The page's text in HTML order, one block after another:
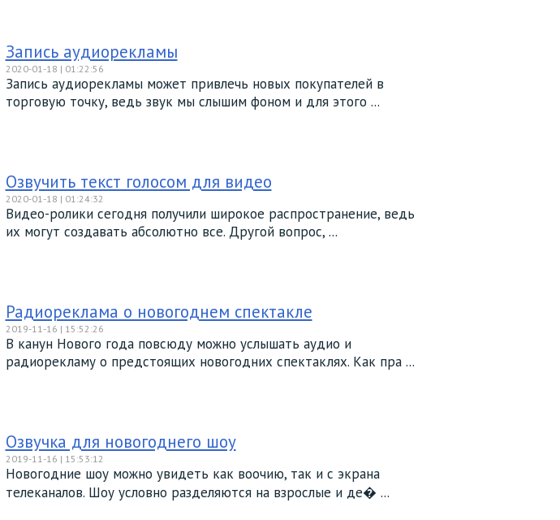
Запись аудиорекламы
2020-01-18 | 01:22:56
Запись аудиорекламы может привлечь новых покупателей в
торговую точку, ведь звук мы слышим фоном и для этого ...
Озвучить текст голосом для видео
2020-01-18 | 01:24:32
Видео-ролики сегодня получили широкое распространение, ведь
их могут создавать абсолютно все. Другой вопрос, ...
Радиореклама о новогоднем спектакле
2019-11-16 | 15:52:26
В канун Нового года повсюду можно услышать аудио и
радиорекламу о предстоящих новогодних спектаклях. Как пра ...
Озвучка для новогоднего шоу
2019-11-16 | 15:53:12
Новогодние шоу можно увидеть как воочию, так и с экрана
телеканалов. Шоу условно разделяются на взрослые и де� ...